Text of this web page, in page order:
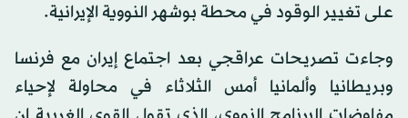
على تغيير الوقود في محطة بوشهر النووية الإيرانية.
وجاءت تصريحات عراقجي بعد اجتماع إيران مع فرنسا
وبريطانيا وألمانيا أمس الثلاثاء في محاولة لإحياء